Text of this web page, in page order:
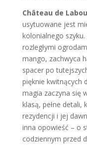
Château de
usytuowane jest
kolonialnego szyku.
rozległymi
mango, zachwyca
spacer po
pięknie kwitnących
magia zaczyna się
klasą, pełne
rezydencji i jej
inna opowieść – o
codziennym przed